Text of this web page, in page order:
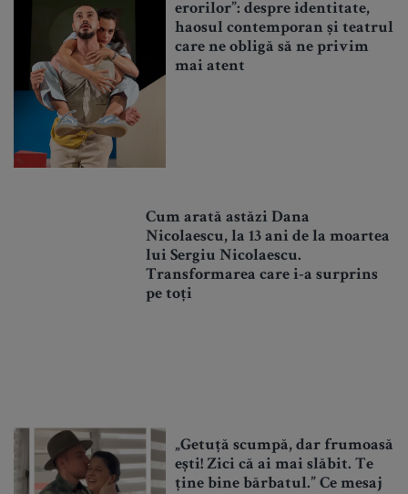
erorilor”: despre identitate,
haosul contemporan și teatrul
care ne obligă să ne privim
mai atent
Cum arată astăzi Dana
Nicolaescu, la 13 ani de la moartea
lui Sergiu Nicolaescu.
Transformarea care i-a surprins
pe toți
„Getuță scumpă, dar frumoasă
ești! Zici că ai mai slăbit. Te
ține bine bărbatul.” Ce mesaj